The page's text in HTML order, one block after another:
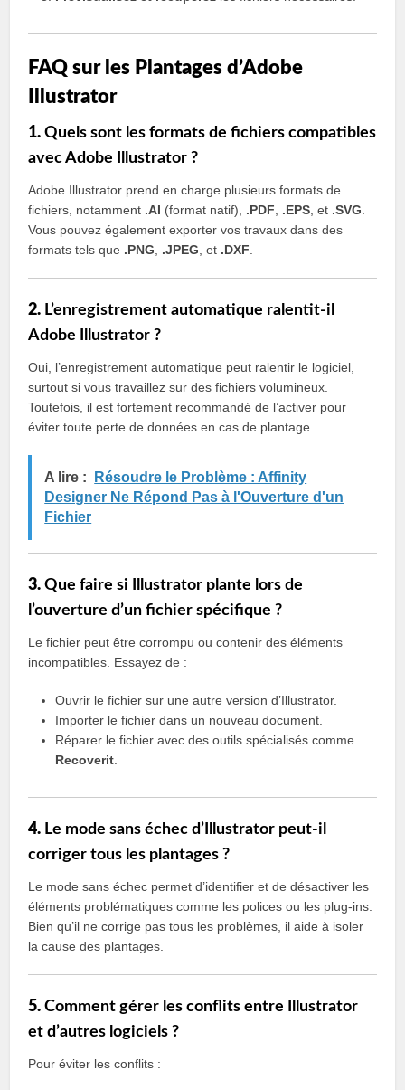
FAQ sur les Plantages d’Adobe
Illustrator
1.Quels sont les formats de fichiers compatibles
avec Adobe Illustrator ?
Adobe Illustrator prend en charge plusieurs formats de
fichiers, notamment .AI (format natif), .PDF .EPS , et .SVG
Vous pouvez également exporter vos travaux dans des
formats tels que .PNG .JPEG , et .DXF
2. L’enregistrement automatique ralentit-il
Adobe Illustrator ?
Oui, l’enregistrement automatique peut ralentir le logiciel,
surtout si vous travaillez sur des fichiers volumineux.
Toutefois, il est fortement recommandé de l’activer pour
éviter toute perte de données en cas de plantage.
A lire :
Résoudre le Problème : Affinity
Designer Ne Répond Pas à l'Ouverture d'un
Fichier
3.Que faire si Illustrator plante lors de
l’ouverture d’un fichier spécifique ?
Le fichier peut être corrompu ou contenir des éléments
incompatibles. Essayez de :
Ouvrir le fichier sur une autre version d’Illustrator.
Importer le fichier dans un nouveau document.
Réparer le fichier avec des outils spécialisés comme
Recoverit
4. Le mode sans échec d’Illustrator peut-il
corriger tous les plantages ?
Le mode sans échec permet d’identifier et de désactiver les
éléments problématiques comme les polices ou les plug-ins.
Bien qu’il ne corrige pas tous les problèmes, il aide à isoler
la cause des plantages.
5.Comment gérer les conflits entre Illustrator
et d’autres logiciels ?
Pour éviter les conflits :